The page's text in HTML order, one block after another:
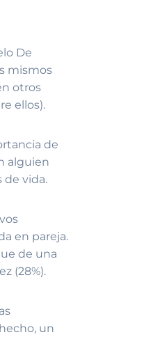
De
mismos
otros
ellos).
de
alguien
de vida.
en pareja.
de una
(28%).
un